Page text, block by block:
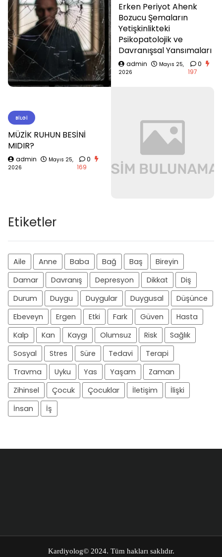
Erken Periyot Ahenk
Bozucu Şemaların
Yetişkinlikteki
Psikopatolojik ve
Davranışsal Yansımaları
admin
Mayıs 25,
2026
0
197
BILGI
MÜZİK RUHUN BESİNİ
MIDIR?
admin
Mayıs 25,
2026
0
169
Etiketler
Aile Anne Baba Bağ Baş
Bireyin
Damar
Davranış Depresyon Dikkat
Diş
Durum
Duygu Duygular Duygusal
Düşünce
Ebeveyn
Ergen Etki Fark Güven
Hasta
Kalp
Kan Kaygı Olumsuz Risk
Sağlık
Sosyal
Stres Süre Tedavi
Terapi
Travma
Uyku Yas Yaşam
Zaman
Zihinsel
Çocuk Çocuklar İletişim
İlişki
İnsan
İş
Kardiyolog© 2024. Tüm hakları saklıdır.